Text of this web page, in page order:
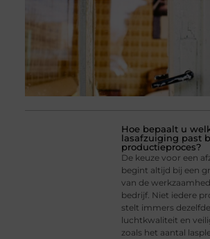
Hoe bepaalt u
lasafzuiging past
productieproces?
De keuze voor een
begint altijd bij een
van de
bedrijf. Niet iedere
stelt immers
luchtkwaliteit en
zoals het aantal